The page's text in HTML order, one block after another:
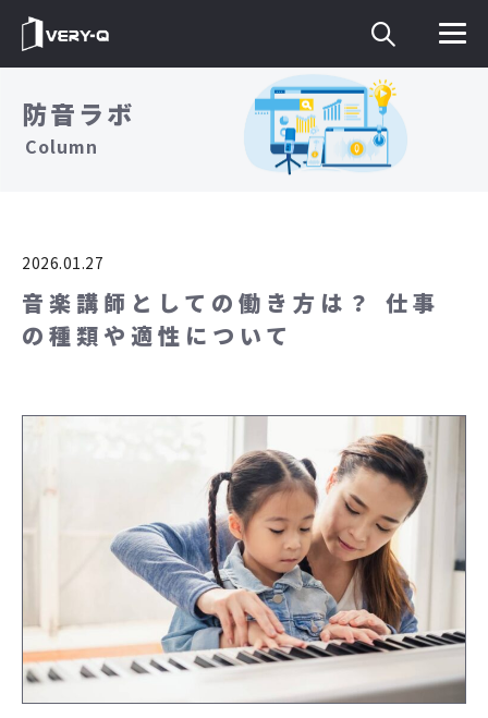
防音ラボ
Column
2026.01.27
音楽講師としての働き方は？ 仕事
の種類や適性について